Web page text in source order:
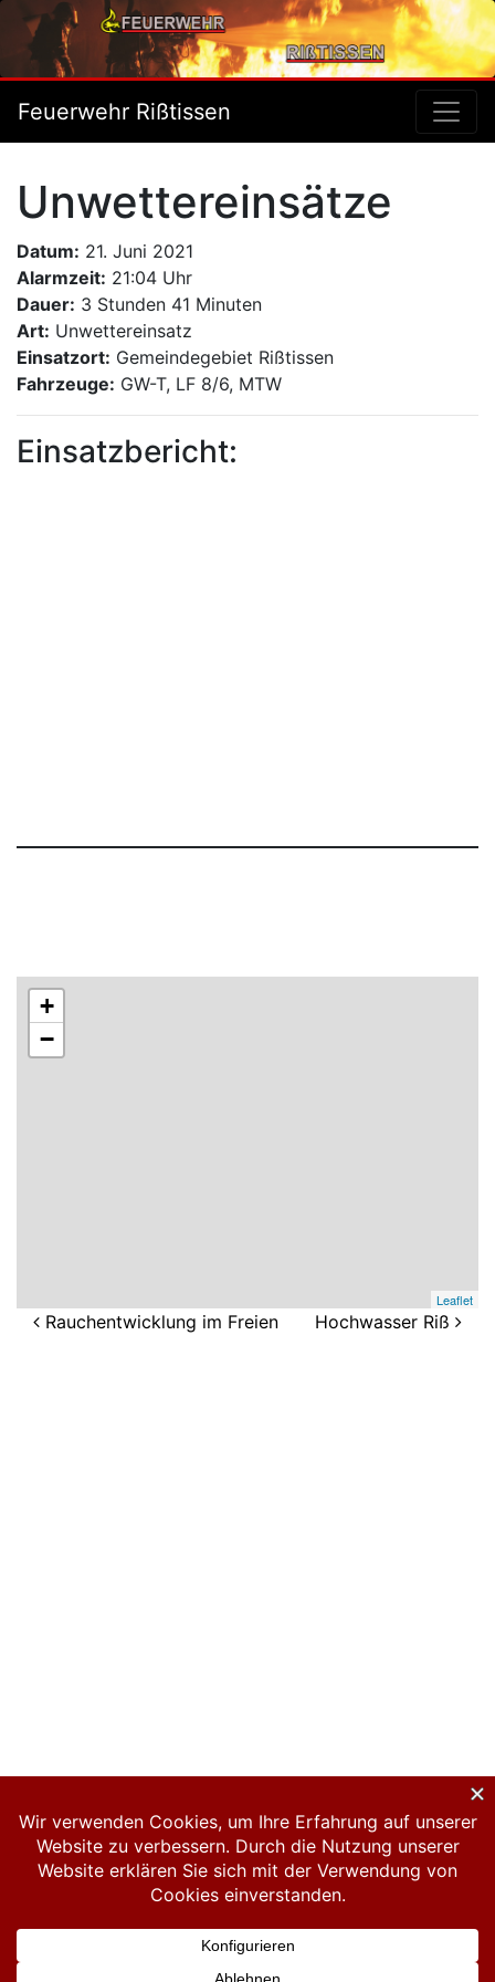
Feuerwehr Rißtissen
Unwettereinsätze
Datum: 21. Juni 2021
Alarmzeit: 21:04 Uhr
Dauer: 3 Stunden 41 Minuten
Art: Unwettereinsatz
Einsatzort: Gemeindegebiet Rißtissen
Fahrzeuge: GW-T, LF 8/6, MTW
Einsatzbericht:
+
−
Leaflet
Beitragsnavigation
Rauchentwicklung im Freien Hochwasser Riß
Impressum